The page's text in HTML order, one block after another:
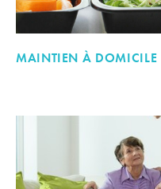
MAINTIEN À DOMICILE